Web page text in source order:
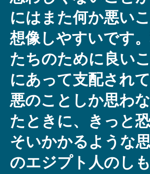
にはまた何か悪い
想像しやすいです
たちのために良い
にあって支配され
悪のことしか思わ
たときに、きっと
そいかかるような
のエジプト人のし